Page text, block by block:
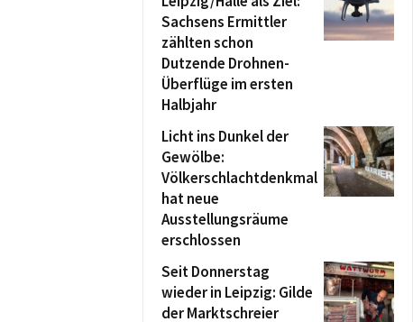
Sachsens Ermittler
zählten schon
Dutzende Drohnen-
Überflüge im ersten
Halbjahr
Licht ins Dunkel der
Gewölbe:
Völkerschlachtdenkmal
hat neue
Ausstellungsräume
erschlossen
Seit Donnerstag
wieder in Leipzig: Gilde
der Marktschreier